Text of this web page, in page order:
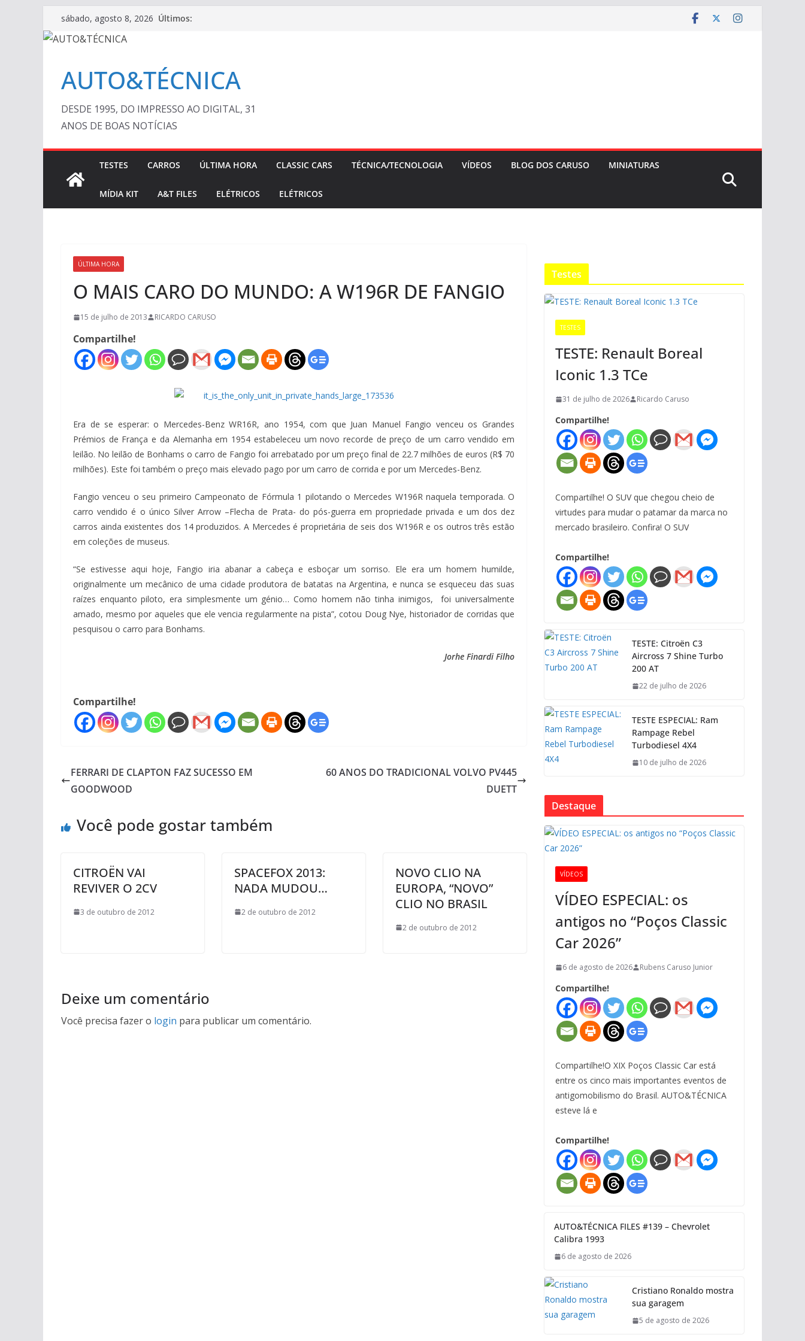
Pular
para
sábado, agosto 8, 2026 Últimos:
AUTO&TÉCNICA
DESDE 1995, DO IMPRESSO AO DIGITAL, 31
ANOS DE BOAS NOTÍCIAS
TESTES CARROS ÚLTIMA HORA CLASSIC CARS TÉCNICA/TECNOLOGIA VÍDEOS BLOG DOS CARUSO MINIATURAS
MÍDIA KIT A&T FILES ELÉTRICOS ELÉTRICOS
ÚLTIMA HORA
O MAIS CARO DO MUNDO: A W196R DE FANGIO
15 de julho de 2013 RICARDO CARUSO
Compartilhe!
Era de se esperar: o Mercedes-Benz WR16R, ano 1954, com que Juan Manuel Fangio venceu os Grandes
Prémios de França e da Alemanha em 1954 estabeleceu um novo recorde de preço de um carro vendido em
leilão. No leilão de Bonhams o carro de Fangio foi arrebatado por um preço final de 22.7 milhões de euros (R$ 70
milhões). Este foi também o preço mais elevado pago por um carro de corrida e por um Mercedes-Benz.
Fangio venceu o seu primeiro Campeonato de Fórmula 1 pilotando o Mercedes W196R naquela temporada. O
carro vendido é o único Silver Arrow –Flecha de Prata- do pós-guerra em propriedade privada e um dos dez
carros ainda existentes dos 14 produzidos. A Mercedes é proprietária de seis dos W196R e os outros três estão
em coleções de museus.
“Se estivesse aqui hoje, Fangio iria abanar a cabeça e esboçar um sorriso. Ele era um homem humilde,
originalmente um mecânico de uma cidade produtora de batatas na Argentina, e nunca se esqueceu das suas
raízes enquanto piloto, era simplesmente um génio… Como homem não tinha inimigos, foi universalmente
amado, mesmo por aqueles que ele vencia regularmente na pista”, cotou Doug Nye, historiador de corridas que
pesquisou o carro para Bonhams.
Jorhe Finardi Filho
Compartilhe!
FERRARI DE CLAPTON FAZ SUCESSO EM
GOODWOOD
60 ANOS DO TRADICIONAL VOLVO PV445
DUETT
Você pode gostar também
CITROËN VAI
REVIVER O 2CV
3 de outubro de 2012
SPACEFOX 2013:
NADA MUDOU…
2 de outubro de 2012
NOVO CLIO NA
EUROPA, “NOVO”
CLIO NO BRASIL
2 de outubro de 2012
Deixe um comentário
Você precisa fazer o login para publicar um comentário.
Testes
TESTES
TESTE: Renault Boreal
Iconic 1.3 TCe
31 de julho de 2026 Ricardo Caruso
Compartilhe!
Compartilhe! O SUV que chegou cheio de
virtudes para mudar o patamar da marca no
mercado brasileiro. Confira! O SUV
Compartilhe!
TESTE: Citroën C3
Aircross 7 Shine Turbo
200 AT
22 de julho de 2026
TESTE ESPECIAL: Ram
Rampage Rebel
Turbodiesel 4X4
10 de julho de 2026
Destaque
VÍDEOS
VÍDEO ESPECIAL: os
antigos no “Poços Classic
Car 2026”
6 de agosto de 2026 Rubens Caruso Junior
Compartilhe!
Compartilhe!O XIX Poços Classic Car está
entre os cinco mais importantes eventos de
antigomobilismo do Brasil. AUTO&TÉCNICA
esteve lá e
Compartilhe!
AUTO&TÉCNICA FILES #139 – Chevrolet
Calibra 1993
6 de agosto de 2026
Cristiano Ronaldo mostra
sua garagem
5 de agosto de 2026